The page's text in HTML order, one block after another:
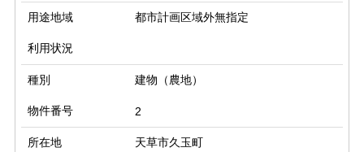
用途地域 都市計画区域外無指定
利用状況
種別 建物（農地）
物件番号 2
所在地 天草市久玉町